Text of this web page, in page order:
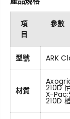
項
目
參數
型號 ARK
材質 210D
X-Pac:
210D